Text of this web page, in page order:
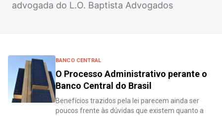
advogada do L.O. Baptista Advogados
BANCO CENTRAL
O Processo Administrativo perante o
Banco Central do Brasil
Benefícios trazidos pela lei parecem ainda ser
poucos frente às dúvidas que existem quanto a